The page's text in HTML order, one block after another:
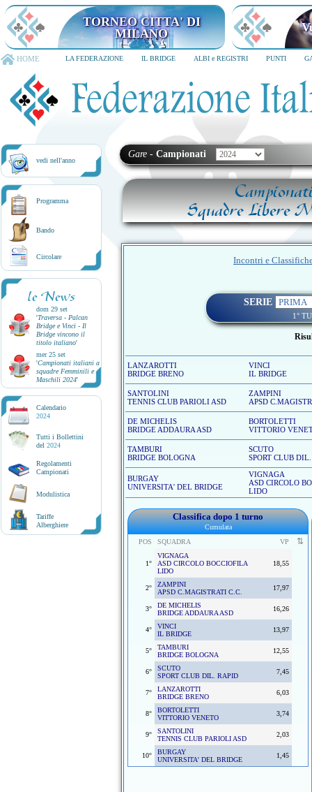
TORNEO CITTA' DI MILANO
6-8 dicembre 2026
HOME LA FEDERAZIONE IL BRIDGE ALBI e REGISTRI PUNTI
vedi nell'anno
Programma
Bando
Circolare
le News
dom 29 set
'Traversa - Palcan
Bridge e Vinci - Il
Bridge vincono il
titolo italiano'
mer 25 set
'Campionati italiani a
squadre Femminili e
Maschili 2024'
Calendario
2024
Tutti i Bollettini
del 2024
Regolamenti
Campionati
Modulistica
Tariffe
Alberghiere
Gare - Campionati
Squadre Libere
Incontri e
SERIE
1°
LANZAROTTI
BRIDGE BRENO
VINCI
IL BRIDGE
SANTOLINI
TENNIS CLUB PARIOLI ASD
ZAMPINI
APSD
DE MICHELIS
BRIDGE ADDAURA ASD
BORTOLETTI
VITTORIO
TAMBURI
BRIDGE BOLOGNA
SCUTO
SPORT CLUB
BURGAY
UNIVERSITA' DEL BRIDGE
VIGNAGA
ASD CIRCOLO
LIDO
Classifica dopo 1 turno
Cumulata
POS
SQUADRA VP ⇅
1°
VIGNAGA
ASD CIRCOLO BOCCIOFILA
LIDO
18,55
2°
ZAMPINI
APSD C.MAGISTRATI C.C.
17,97
3°
DE MICHELIS
BRIDGE ADDAURA ASD
16,26
4°
VINCI
IL BRIDGE
13,97
5°
TAMBURI
BRIDGE BOLOGNA
12,55
6°
SCUTO
SPORT CLUB DIL. RAPID
7,45
7°
LANZAROTTI
BRIDGE BRENO
6,03
8°
BORTOLETTI
VITTORIO VENETO
3,74
9°
SANTOLINI
TENNIS CLUB PARIOLI ASD
2,03
10°
BURGAY
UNIVERSITA' DEL BRIDGE
1,45